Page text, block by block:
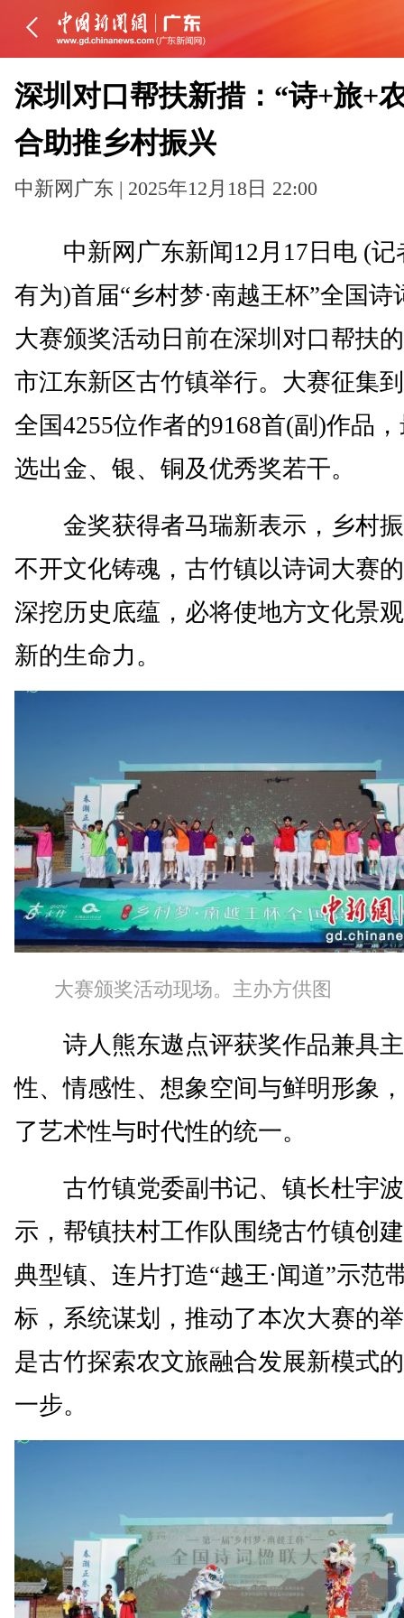
深圳对口帮扶新措：“诗+旅+
合助推乡村振兴
中新网广东 | 2025年12月18日 22:00
中新网广东新闻12月17日电 (记
有为)首届“乡村梦·南越王杯”全国诗
大赛颁奖活动日前在深圳对口帮扶
市江东新区古竹镇举行。大赛征集
全国4255位作者的9168首(副)作品
选出金、银、铜及优秀奖若干。
金奖获得者马瑞新表示，乡村
不开文化铸魂，古竹镇以诗词大赛
深挖历史底蕴，必将使地方文化景
新的生命力。
大赛颁奖活动现场。主办方供图
诗人熊东遨点评获奖作品兼具
性、情感性、想象空间与鲜明形象
了艺术性与时代性的统一。
古竹镇党委副书记、镇长杜宇
示，帮镇扶村工作队围绕古竹镇创
典型镇、连片打造“越王·闻道”示范
标，系统谋划，推动了本次大赛的
是古竹探索农文旅融合发展新模式
一步。